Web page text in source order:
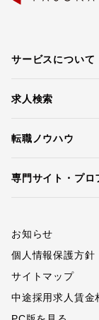
サービスについて
求人検索
転職ノウハウ
専門サイト・プロ
お知らせ
個人情報保護方針
サイトマップ
中途採用求人賃金